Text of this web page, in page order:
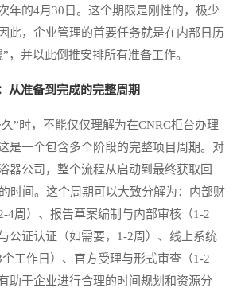
年的4月30日。这个期限是刚性的，极少
此，企业管理的首要任务就是在内部日历
，并以此倒推安排所有准备工作。
从准备到完成的完整周期
时，不能仅仅理解为在CNRC柜台办理
是一个包含多个阶段的完整项目周期。对
器公司，整个流程从启动到最终获取回
时间。这个周期可以大致分解为：内部财
4周）、报告草案编制与内部审核（1-2
公证认证（如需要，1-2周）、线上系统
工作日）、官方受理与形式审查（1-2
助于企业进行合理的时间规划和资源分